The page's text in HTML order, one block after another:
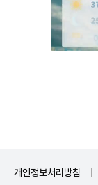
개인정보처리방침